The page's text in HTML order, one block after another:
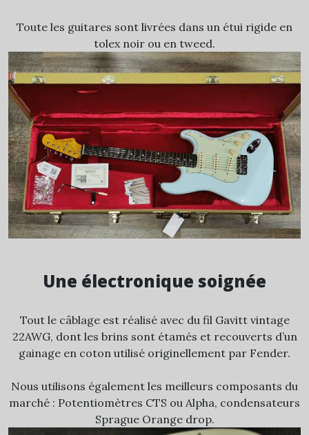
Toute les guitares sont livrées dans un étui rigide en
tolex noir ou en tweed.
Une électronique soignée
Tout le câblage est réalisé avec du fil Gavitt vintage
22AWG, dont les brins sont étamés et recouverts d’un
gainage en coton utilisé originellement par Fender.
Nous utilisons également les meilleurs composants du
marché : Potentiomètres CTS ou Alpha, condensateurs
Sprague Orange drop.